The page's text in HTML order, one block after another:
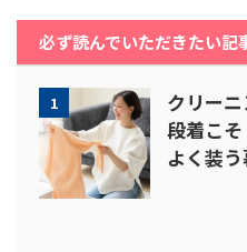
必ず読んでいただきたい記
1
クリー
段着こ
よく装